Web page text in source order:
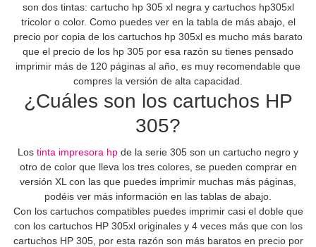
son dos tintas: cartucho hp 305 xl negra y cartuchos hp305xl
tricolor o color. Como puedes ver en la tabla de más abajo, el
precio por copia de los cartuchos hp 305xl es mucho más barato
que el precio de los hp 305 por esa razón su tienes pensado
imprimir más de 120 páginas al año, es muy recomendable que
compres la versión de alta capacidad.
¿Cuáles son los cartuchos HP
305?
Los tinta impresora hp de la serie 305 son un cartucho negro y
otro de color que lleva los tres colores, se pueden comprar en
versión XL con las que puedes imprimir muchas más páginas,
podéis ver más información en las tablas de abajo.
Con los cartuchos compatibles puedes imprimir casi el doble que
con los cartuchos HP 305xl originales y 4 veces más que con los
cartuchos HP 305, por esta razón son más baratos en precio por